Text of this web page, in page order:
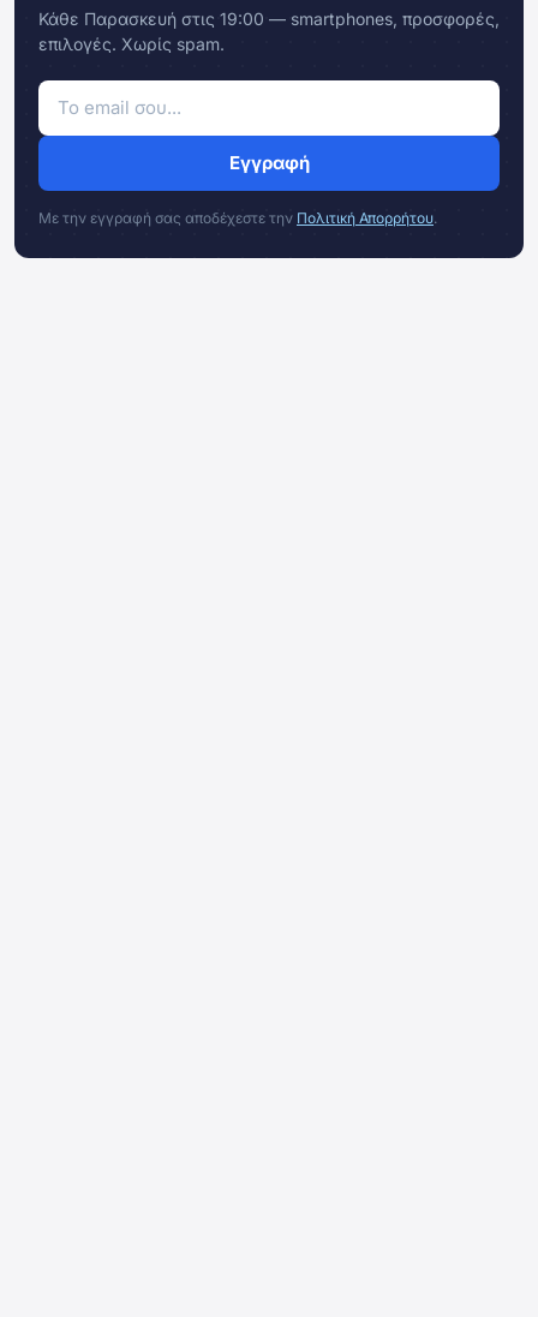
Κάθε Παρασκευή στις 19:00 — smartphones, προσφορές,
επιλογές. Χωρίς spam.
Εγγραφή
Με την εγγραφή σας αποδέχεστε την Πολιτική Απορρήτου.